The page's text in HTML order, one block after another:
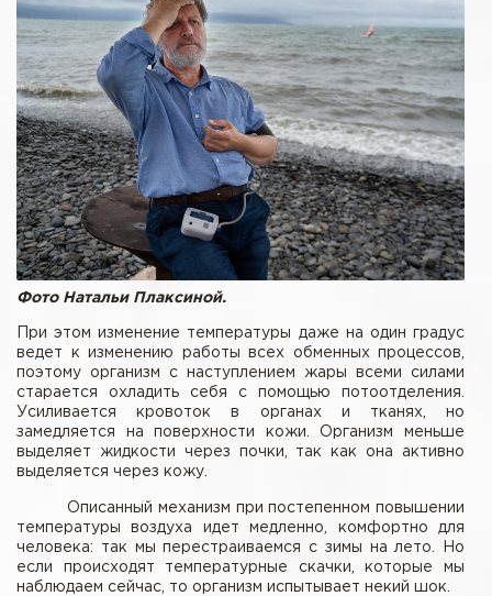
Фото Натальи Плаксиной.
При этом изменение температуры даже на один градус
ведет к изменению работы всех обменных процессов,
поэтому организм с наступлением жары всеми силами
старается охладить себя с помощью потоотделения.
Усиливается кровоток в органах и тканях, но
замедляется на поверхности кожи. Организм меньше
выделяет жидкости через почки, так как она активно
выделяется через кожу.
Описанный механизм при постепенном повышении
температуры воздуха идет медленно, комфортно для
человека: так мы перестраиваемся с зимы на лето. Но
если происходят температурные скачки, которые мы
наблюдаем сейчас, то организм испытывает некий шок.